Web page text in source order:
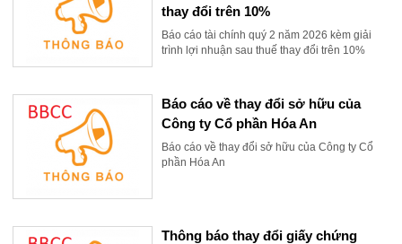
thay đổi trên 10%
Báo cáo tài chính quý 2 năm 2026 kèm giải
trình lợi nhuận sau thuế thay đổi trên 10%
Báo cáo về thay đổi sở hữu của
Công ty Cổ phần Hóa An
Báo cáo về thay đổi sở hữu của Công ty Cổ
phần Hóa An
Thông báo thay đổi giấy chứng